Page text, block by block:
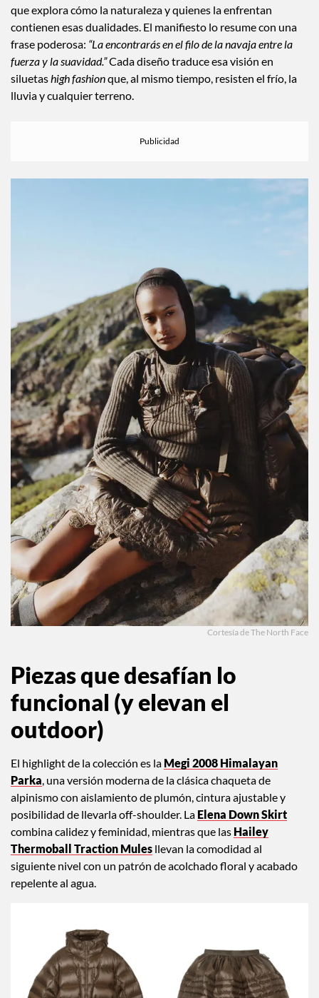
Bajo el conceptoFeminine Duality , la colección se inspira en la
idea de que lo femenino puede ser todo a la vez: fuerte y
suave, práctica y soñadora, técnica y poética. Es una narrativa
que explora cómo la naturaleza y quienes la enfrentan
contienen esas dualidades. El manifiesto lo resume con una
frase poderosa:“La encontrarás en el filo de la navaja entre la
que, al mismo tiempo, resisten el frío, la
Cortesía de The North Face
Piezas que desafían lo
funcional (y elevan el
outdoor)
El highlight de la colección es laMegi 2008 Himalayan
Parka, una versión moderna de la clásica chaqueta de
alpinismo con aislamiento de plumón, cintura ajustable y
posibilidad de llevarla off-shoulder. LaElena Down Skirt
combina calidez y feminidad, mientras que las
siguiente nivel con un patrón de acolchado floral y acabado
repelente al agua.